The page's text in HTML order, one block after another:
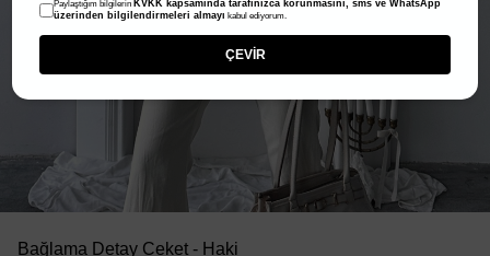
Bağlama Detay Ceket - Haki
Paylaştığım bilgilerin KVKK kapsamında tarafınızca korunmasını, sms ve WhatsApp
üzerinden bilgilendirmeleri almayı kabul ediyorum.
ÇEVİR